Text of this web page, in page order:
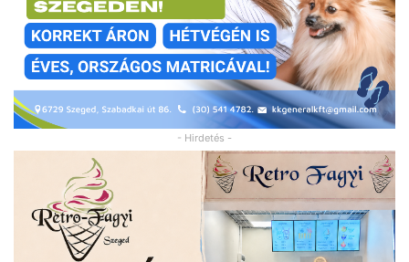
- Hirdetés -